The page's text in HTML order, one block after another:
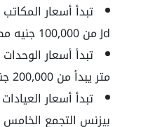
Jd من 100,000 جنيه مصرى للمتر.
تبدأ أسعار
متر يبدأ من 200,000 جنيه مصري للمتر.
تبدأ أسعار